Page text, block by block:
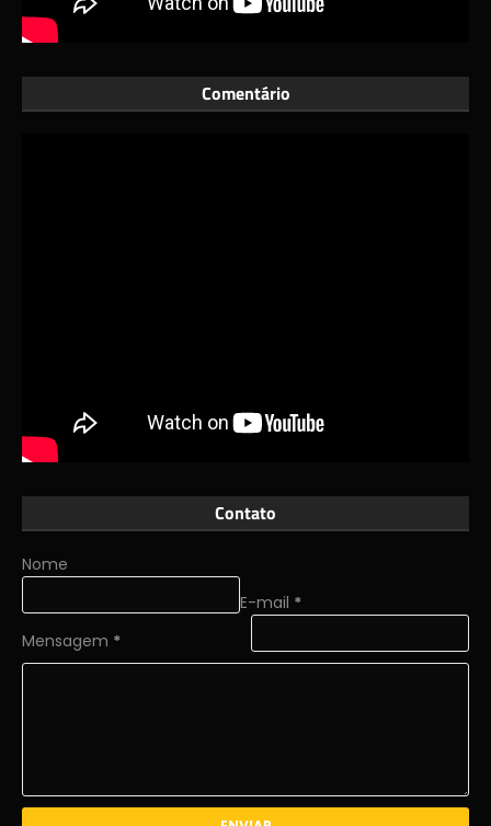
Comentário
Contato
Nome
E-mail *
Mensagem *